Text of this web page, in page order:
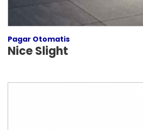
Pagar Otomatis
Nice Slight